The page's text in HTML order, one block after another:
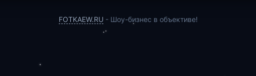
FOTKAEW.RU - Шоу-бизнес в объективе!